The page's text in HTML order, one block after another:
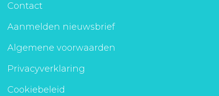
Contact
Aanmelden nieuwsbrief
Algemene voorwaarden
Privacyverklaring
Cookiebeleid